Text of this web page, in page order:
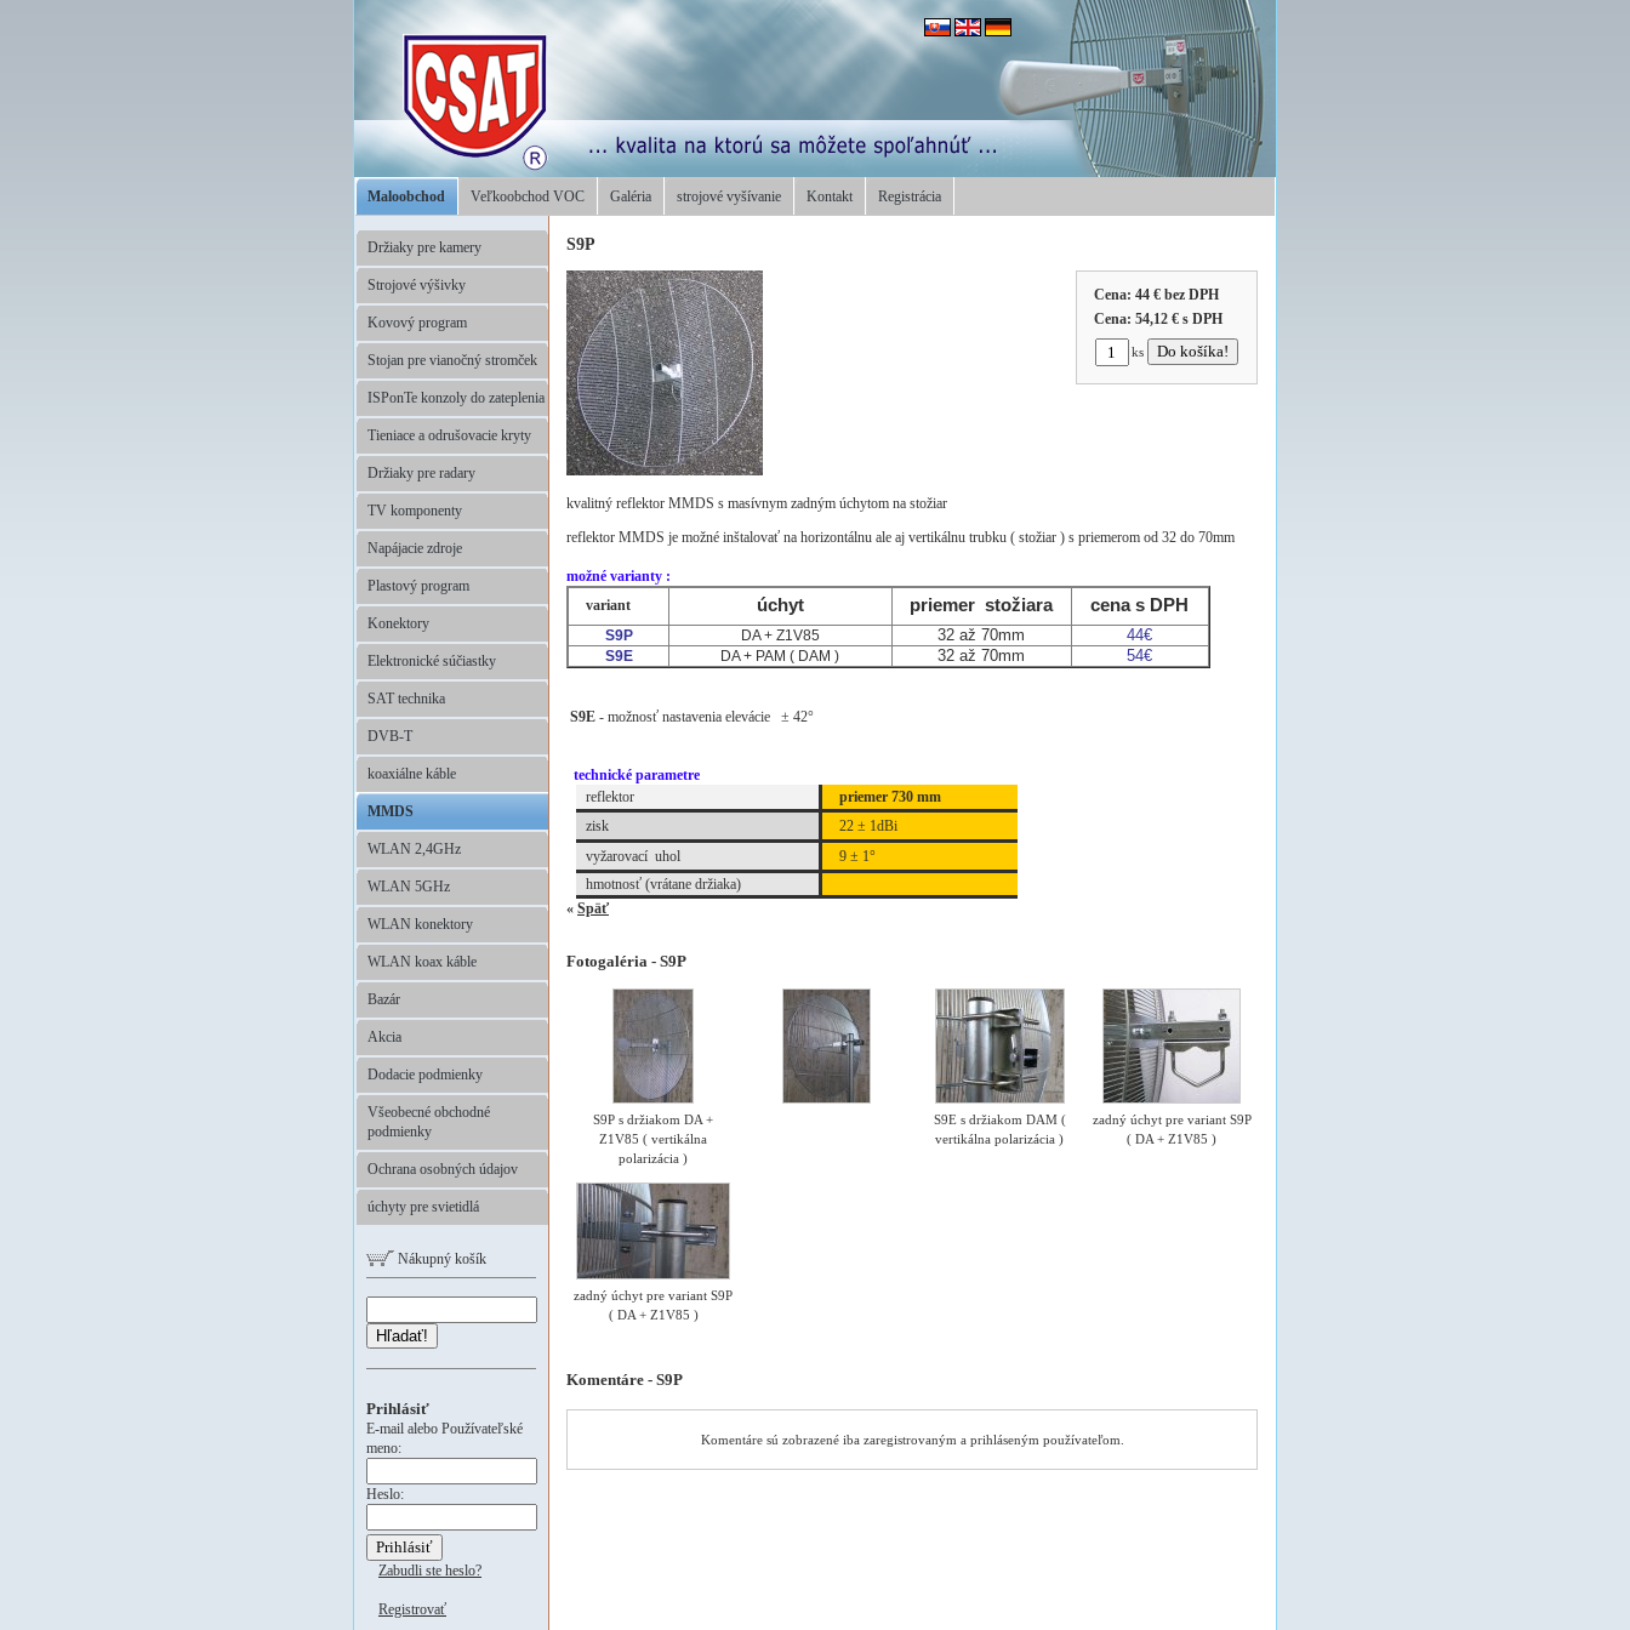
Maloobchod Veľkoobchod VOC Galéria strojové vyšívanie Kontakt Registrácia
Držiaky pre kamery
Strojové výšivky
Kovový program
Stojan pre vianočný stromček
ISPonTe konzoly do zateplenia
Tieniace a odrušovacie kryty
Držiaky pre radary
TV komponenty
Napájacie zdroje
Plastový program
Konektory
Elektronické súčiastky
SAT technika
DVB-T
koaxiálne káble
MMDS
WLAN 2,4GHz
WLAN 5GHz
WLAN konektory
WLAN koax káble
Bazár
Akcia
Dodacie podmienky
Všeobecné obchodné
podmienky
Ochrana osobných údajov
úchyty pre svietidlá
Nákupný košík
Hľadať!
Prihlásiť
E-mail alebo Používateľské
meno:
Heslo:
Zabudli ste heslo?
Registrovať
S9P
Cena:44 € bez DPH
Cena:54,12 € s DPH
ks
kvalitný reflektor MMDS s masívnym zadným úchytom na stožiar
reflektor MMDS je možné inštalovať na horizontálnu ale aj vertikálnu trubku ( stožiar ) s priemerom od 32 do 70mm
možné varianty :
variant
úchyt priemer stožiara cena s DPH
S9P DA + Z1V85 32 až 70mm 44€
S9E DA + PAM ( DAM ) 32 až 70mm 54€
S9E - možnosť nastavenia elevácie ± 42°
technické parametre
reflektor
priemer 730 mm
zisk
22 ± 1dBi
vyžarovací uhol 9 ± 1°
hmotnosť (vrátane držiaka)
« Späť
Fotogaléria - S9P
S9P s držiakom DA +
Z1V85 ( vertikálna
polarizácia )
S9E s držiakom DAM (
vertikálna polarizácia )
zadný úchyt pre variant S9P
( DA + Z1V85 )
zadný úchyt pre variant S9P
( DA + Z1V85 )
Komentáre - S9P
Komentáre sú zobrazené iba zaregistrovaným a prihláseným používateľom.